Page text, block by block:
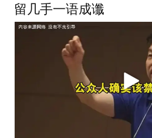
留几手一语成谶